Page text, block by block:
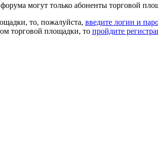
могут только абоненты торговой
то, пожалуйста, введите логин и
торговой площадки, то пройдите